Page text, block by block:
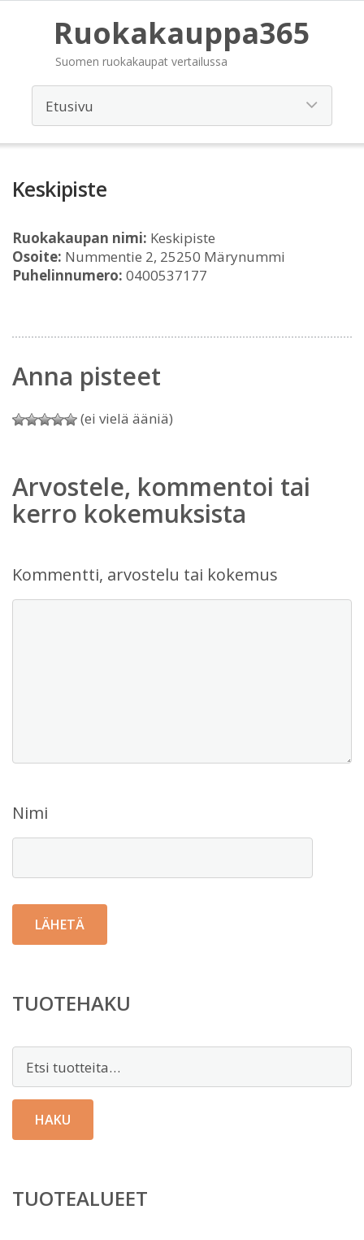
Ruokakauppa365
Suomen ruokakaupat vertailussa
Keskipiste
Ruokakaupan nimi: Keskipiste
Osoite: Nummentie 2, 25250 Märynummi
Puhelinnumero: 0400537177
Anna pisteet
(ei vielä ääniä)
Arvostele, kommentoi tai
kerro kokemuksista
Kommentti, arvostelu tai kokemus
Nimi
TUOTEHAKU
HAKU
TUOTEALUEET